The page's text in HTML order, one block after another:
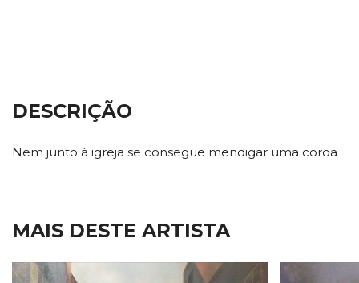
DESCRIÇÃO
Nem junto à igreja se consegue mendigar uma coroa
MAIS DESTE ARTISTA